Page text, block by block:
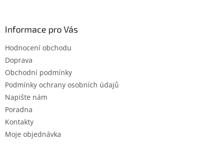
Informace pro Vás
Hodnocení obchodu
Doprava
Obchodní podmínky
Podmínky ochrany osobních údajů
Napište nám
Poradna
Kontakty
Moje objednávka